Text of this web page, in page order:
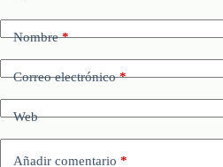
Nombre*
Correo electrónico*
Web
Añadir comentario *